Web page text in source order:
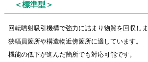
＜標準型＞
回転噴射吸引機構で強力に詰まり物質を回収しま
狭幅員箇所や構造物近傍箇所に適しています。
機能の低下が進んだ箇所でも対応可能です。